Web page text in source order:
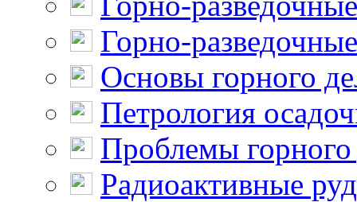
Горно-
Основы горного
Петрология
Проблемы горного
Радиоактивные